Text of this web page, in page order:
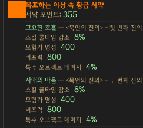
목표하는 이상 속 황금 서약
서약 포인트:355
고요한 호흡— <묵언의 진의> - 첫 번째 진의
스킬 쿨타임 감소
8%
모험가 명성 400
버프력 800
특수 오브젝트 데미지 4%
자애의 마음— <묵언의 진의> - 두 번째 진의
스킬 쿨타임 감소
8%
모험가 명성 400
버프력 800
특수 오브젝트 데미지 4%